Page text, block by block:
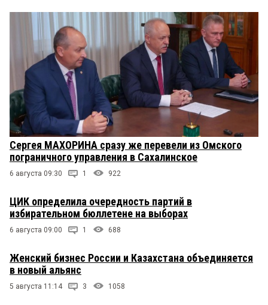
Сергея МАХОРИНА сразу же перевели из Омского
пограничного управления в Сахалинское
6 августа 09:30 1 922
ЦИК определила очередность партий в
избирательном бюллетене на выборах
6 августа 09:00 1 688
Женский бизнес России и Казахстана объединяется
в новый альянс
5 августа 11:14 3 1058